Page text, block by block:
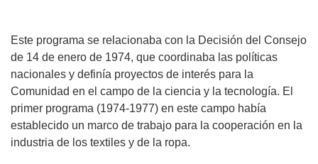
Este programa se relacionaba con la Decisión del Consejo
de 14 de enero de 1974, que coordinaba las políticas
nacionales y definía proyectos de interés para la
Comunidad en el campo de la ciencia y la tecnología. El
primer programa (1974-1977) en este campo había
establecido un marco de trabajo para la cooperación en la
industria de los textiles y de la ropa.